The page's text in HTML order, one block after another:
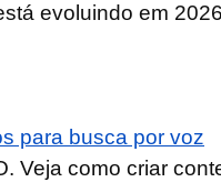
evoluindo em
para busca por voz
Veja como criar